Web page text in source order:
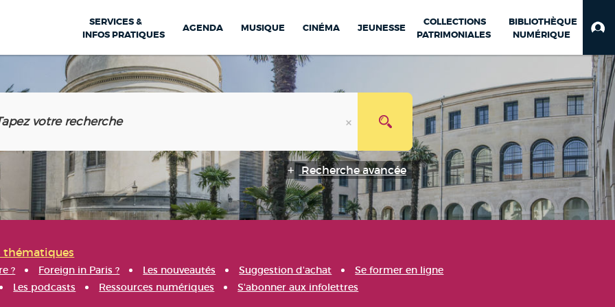
SERVICES &
INFOS PRATIQUES
AGENDA MUSIQUE CINÉMA JEUNESSE
COLLECTIONS
PATRIMONIALES
BIBLIOTHÈQUE
NUMÉRIQUE
Recherche avancée
thématiques
? Foreign in Paris ? Les nouveautés Suggestion d'achat
Se former en ligne
Les podcasts Ressources numériques S'abonner aux infolettres